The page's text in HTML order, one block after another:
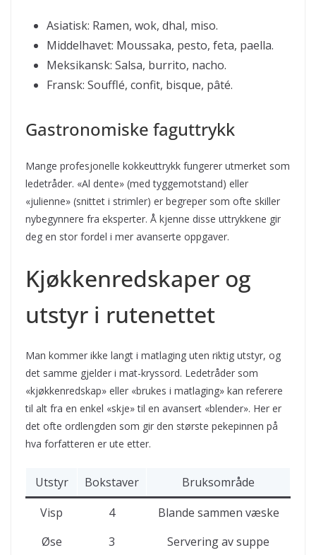
Asiatisk: Ramen, wok, dhal, miso.
Middelhavet: Moussaka, pesto, feta, paella.
Meksikansk: Salsa, burrito, nacho.
Fransk: Soufflé, confit, bisque, pâté.
Gastronomiske faguttrykk
Mange profesjonelle kokkeuttrykk fungerer utmerket som
ledetråder. «Al dente» (med tyggemotstand) eller
«julienne» (snittet i strimler) er begreper som ofte skiller
nybegynnere fra eksperter. Å kjenne disse uttrykkene gir
deg en stor fordel i mer avanserte oppgaver.
Kjøkkenredskaper og
utstyr i rutenettet
Man kommer ikke langt i matlaging uten riktig utstyr, og
det samme gjelder i mat-kryssord. Ledetråder som
«kjøkkenredskap» eller «brukes i matlaging» kan referere
til alt fra en enkel «skje» til en avansert «blender». Her er
det ofte ordlengden som gir den største pekepinnen på
hva forfatteren er ute etter.
Utstyr Bokstaver
Bruksområde
Visp
4
Blande sammen væske
Øse
3
Servering av suppe